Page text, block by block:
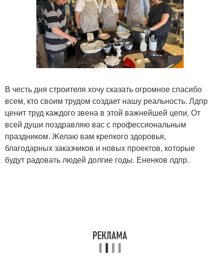
В честь дня строителя хочу сказать огромное спасибо
всем, кто своим трудом создает нашу реальность. Лдпр
ценит труд каждого звена в этой важнейшей цепи. От
всей души поздравляю вас с профессиональным
праздником. Желаю вам крепкого здоровья,
благодарных заказчиков и новых проектов, которые
будут радовать людей долгие годы. Ененков лдпр.